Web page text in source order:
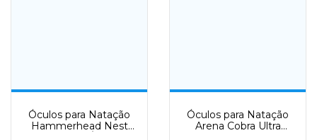
Óculos para Natação
Hammerhead Nest
Óculos para Natação
Arena Cobra Ultra